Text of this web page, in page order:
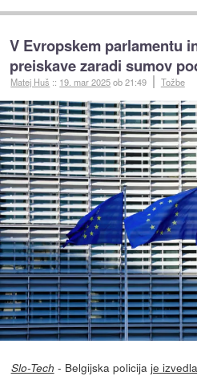
V Evropskem parlamentu
preiskave zaradi sumov
Matej Huš :: 19. mar 2025ob 21:49 Tožbe
Slo-Tech - Belgijska policija je izvedla